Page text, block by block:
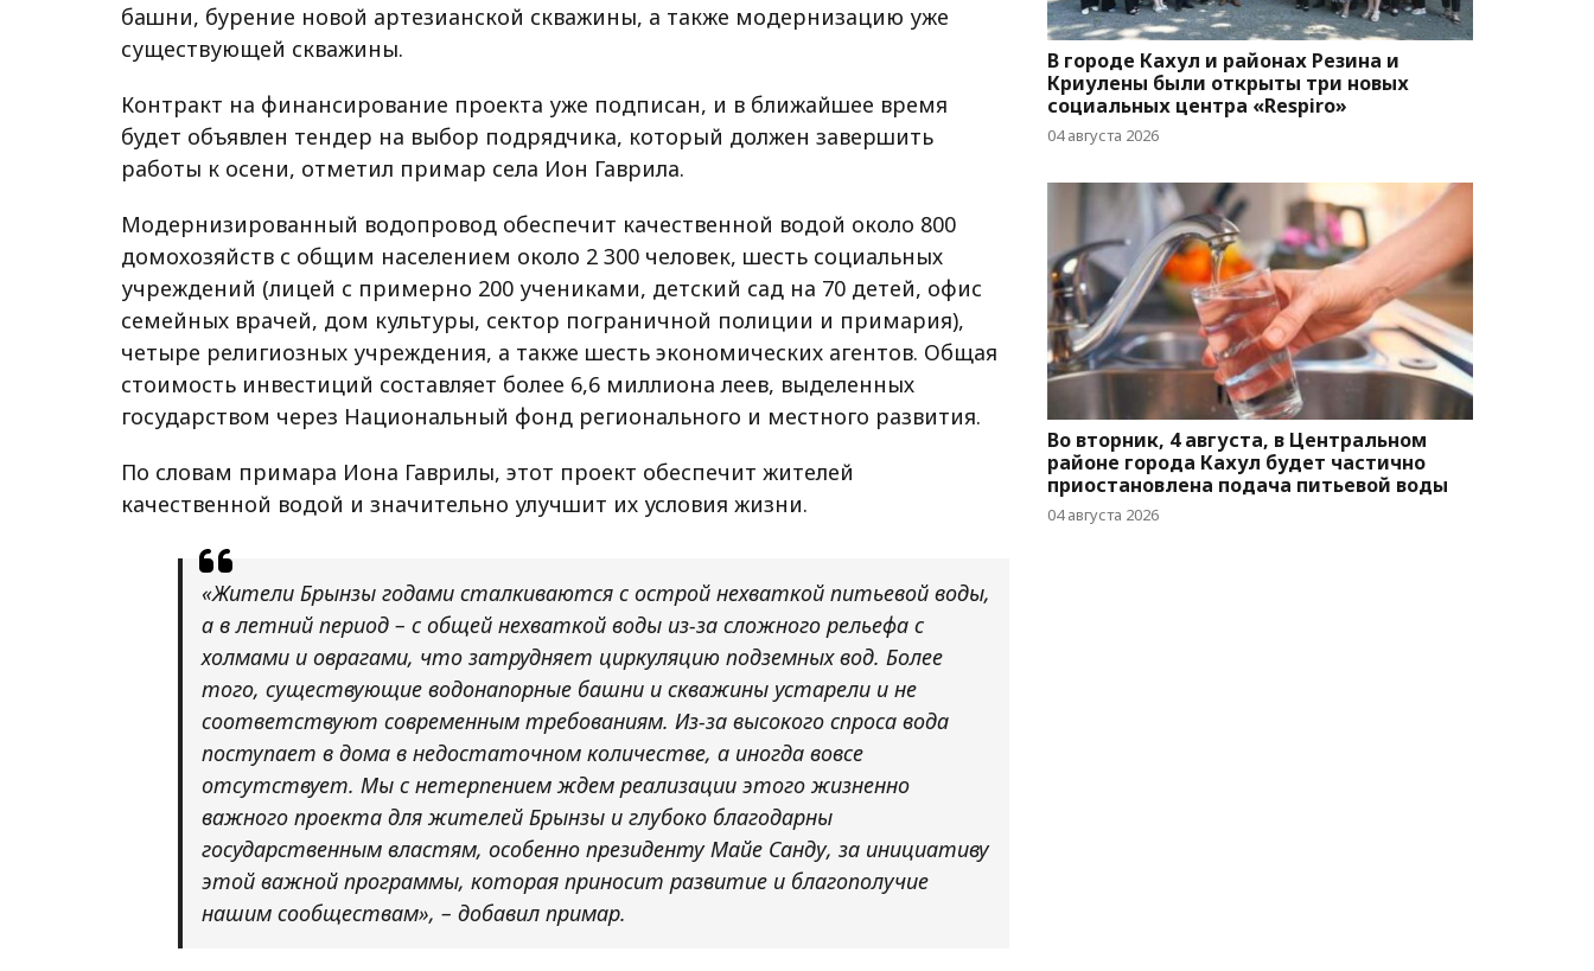
башни, бурение новой артезианской скважины, а также модернизацию уже
существующей скважины.
Контракт на финансирование проекта уже подписан, и в ближайшее время
будет объявлен тендер на выбор подрядчика, который должен завершить
работы к осени, отметил примар села Ион Гаврила.
Модернизированный водопровод обеспечит качественной водой около 800
домохозяйств с общим населением около 2 300 человек, шесть социальных
учреждений (лицей с примерно 200 учениками, детский сад на 70 детей, офис
семейных врачей, дом культуры, сектор пограничной полиции и примария),
четыре религиозных учреждения, а также шесть экономических агентов. Общая
стоимость инвестиций составляет более 6,6 миллиона леев, выделенных
государством через Национальный фонд регионального и местного развития.
По словам примара Иона Гаврилы, этот проект обеспечит жителей
качественной водой и значительно улучшит их условия жизни.
«Жители Брынзы годами сталкиваются с острой нехваткой питьевой воды,
а в летний период – с общей нехваткой воды из-за сложного рельефа с
холмами и оврагами, что затрудняет циркуляцию подземных вод. Более
того, существующие водонапорные башни и скважины устарели и не
соответствуют современным требованиям. Из-за высокого спроса вода
поступает в дома в недостаточном количестве, а иногда вовсе
отсутствует. Мы с нетерпением ждем реализации этого жизненно
важного проекта для жителей Брынзы и глубоко благодарны
государственным властям, особенно президенту Майе Санду, за инициативу
этой важной программы, которая приносит развитие и благополучие
нашим сообществам», – добавил примар.
В городе Кахул и районах Резина и
Криулены были открыты три новых
социальных центра «Respiro»
04 августа 2026
Во вторник, 4 августа, в Центральном
районе города Кахул будет частично
приостановлена подача питьевой воды
04 августа 2026